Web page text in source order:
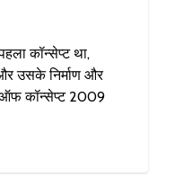
कॉन्सेप्ट था,
उसके निर्माण और
ऑफ कॉन्सेप्ट 2009